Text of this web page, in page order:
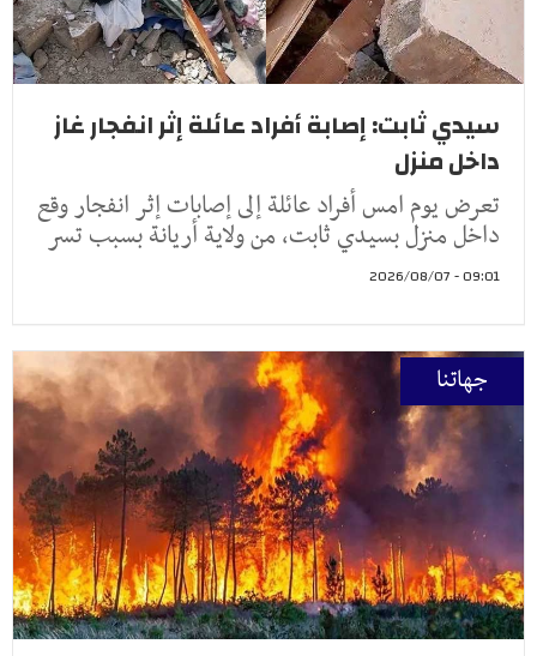
سيدي ثابت: إصابة أفراد عائلة إثر انفجار غاز
داخل منزل
تعرض يوم امس أفراد عائلة إلى إصابات إثر انفجار وقع
داخل منزل بسيدي ثابت، من ولاية أريانة بسبب تسر
09:01 - 2026/08/07
جهاتنا